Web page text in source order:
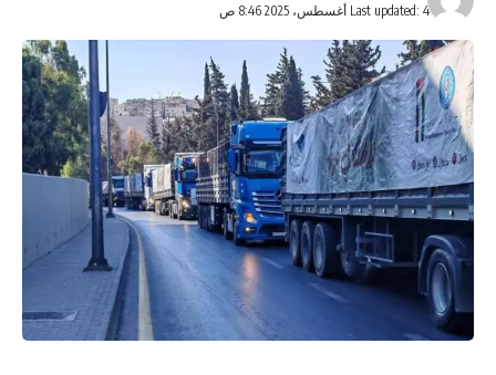
Last updated: 4 أغسطس، 2025 8:46 ص